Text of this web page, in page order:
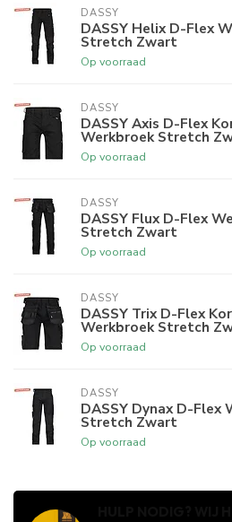
DASSY
DASSY Helix D-Flex
Stretch Zwart
Op voorraad
DASSY
DASSY Axis D-Flex
Werkbroek Stretch
Op voorraad
DASSY
DASSY Flux D-Flex
Stretch Zwart
Op voorraad
DASSY
DASSY Trix D-Flex
Werkbroek Stretch
Op voorraad
DASSY
DASSY Dynax D-Flex
Stretch Zwart
Op voorraad